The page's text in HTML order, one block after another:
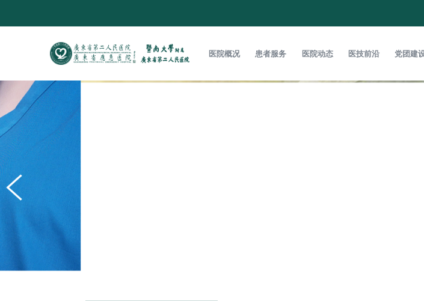
医院概况 患者服务 医院动态 医技前沿 党团建